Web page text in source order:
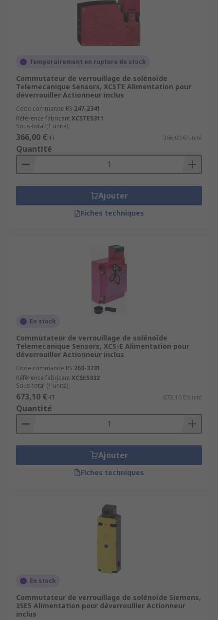
Temporairement en rupture de stock
Commutateur de verrouillage de solénoïde
Telemecanique Sensors, XCSTE Alimentation pour
déverrouiller Actionneur inclus
Code commande RS 247-2341
Référence fabricantXCSTE5311
Sous-total (1 unité)
366,00 €HT 366,00 €/unité
Quantité
Ajouter
Fiches techniques
En stock
Commutateur de verrouillage de solénoïde
Telemecanique Sensors, XCS-E Alimentation pour
déverrouiller Actionneur inclus
Code commande RS 263-3731
Référence fabricantXCSE5332
Sous-total (1 unité)
673,10 €HT 673,10 €/unité
Quantité
Ajouter
Fiches techniques
En stock
Commutateur de verrouillage de solénoïde Siemens,
3SE5 Alimentation pour déverrouiller Actionneur
inclus